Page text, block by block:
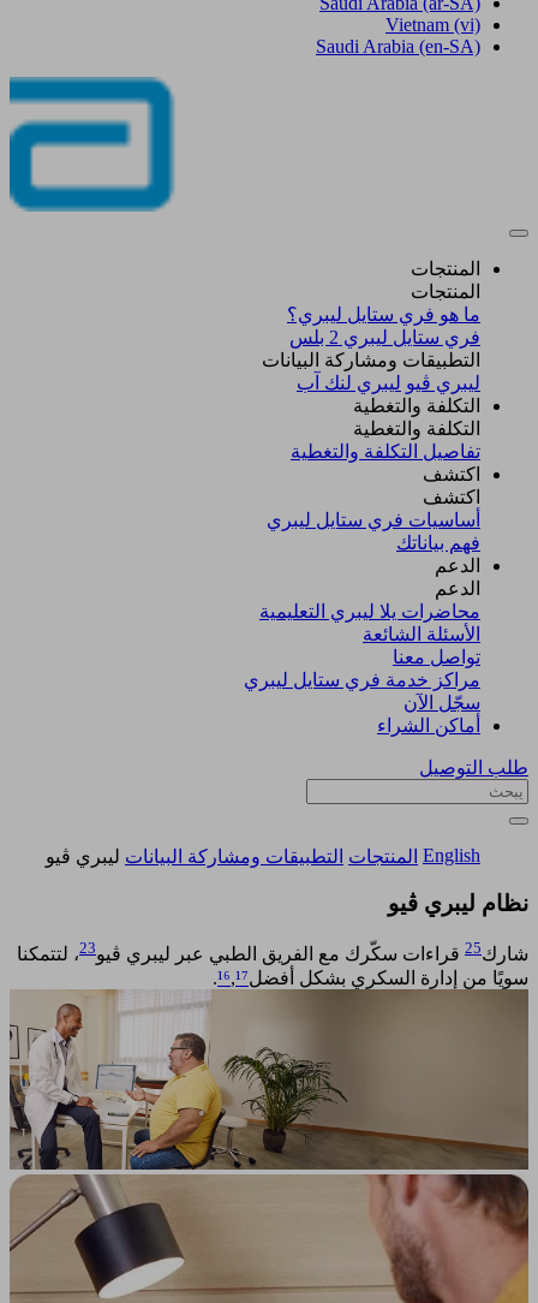
Vietnam (vi)
Saudi Arabia (en-SA)
المنتجات
المنتجات
ما هو فري ستايل ليبري؟
فري ستايل ليبري 2 بلس​
التطبيقات ومشاركة البيانات
ليبري ڤيو ليبري لنك آب
التكلفة والتغطية
التكلفة والتغطية
تفاصيل التكلفة والتغطية
اكتشف​
اكتشف​
أساسيات فري ستايل ليبري
فهم بياناتك
الدعم
الدعم
محاضرات يلا ليبري التعليمية
الأسئلة الشائعة
تواصل معنا
مراكز خدمة فري ستايل ليبري
سجّل الآن​
أماكن الشراء
طلب التوصيل
English المنتجات التطبيقات ومشاركة البيانات ليبري ڤيو
نظام ليبري ڤيو
شارك25 قراءات سكّرك مع الفريق الطبي عبر ليبري ڤيو23، لتتمكنا
سويًا من إدارة السكري بشكل أفضل
¹⁶,¹⁷
.​​